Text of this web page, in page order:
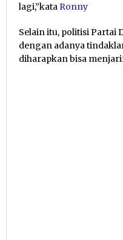
lagi,”kata Ronny
Selain itu, politisi Partai
dengan adanya
diharapkan bisa